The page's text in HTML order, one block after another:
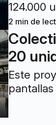
124.000
2 min de
20
Este